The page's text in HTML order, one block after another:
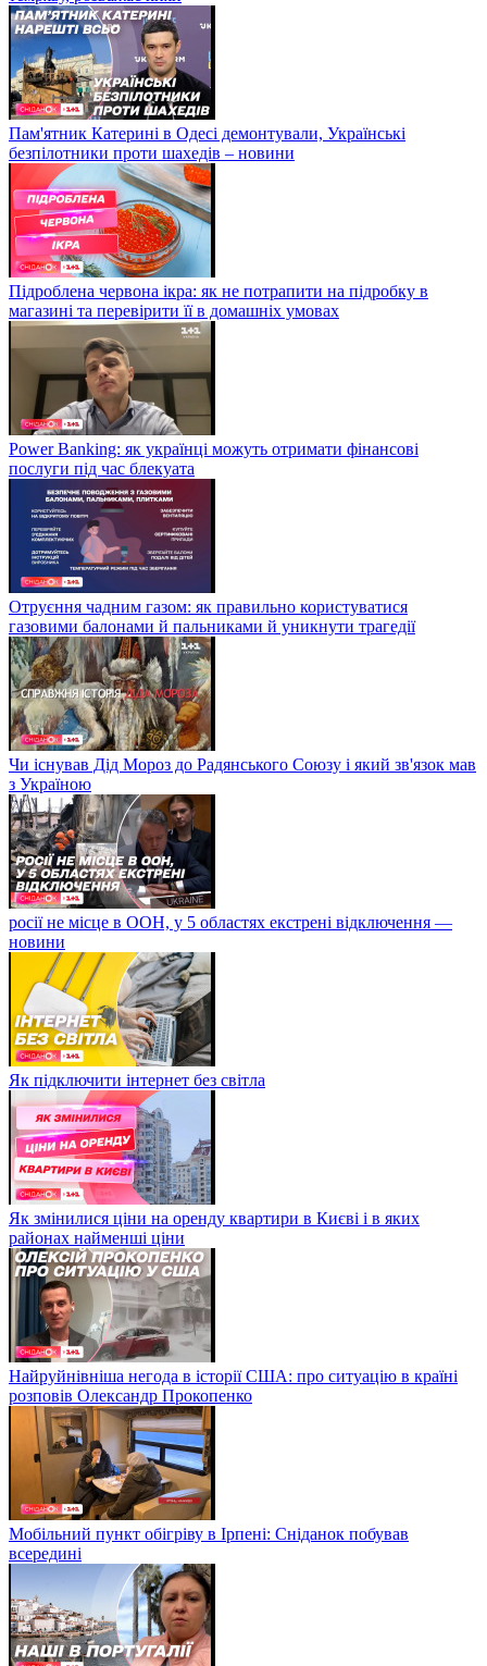
Пам'ятник Катерині в Одесі демонтували, Українські
безпілотники проти шахедів – новини
Підроблена червона ікра: як не потрапити на підробку в
магазині та перевірити її в домашніх умовах
Power Banking: як українці можуть отримати фінансові
послуги під час блекуата
Отруєння чадним газом: як правильно користуватися
газовими балонами й пальниками й уникнути трагедії
Чи існував Дід Мороз до Радянського Союзу і який зв'язок мав
з Україною
росії не місце в ООН, у 5 областях екстрені відключення —
новини
Як підключити інтернет без світла
Як змінилися ціни на оренду квартири в Києві і в яких
районах найменші ціни
Найруйнівніша негода в історії США: про ситуацію в країні
розповів Олександр Прокопенко
Мобільний пункт обігріву в Ірпені: Сніданок побував
всередині